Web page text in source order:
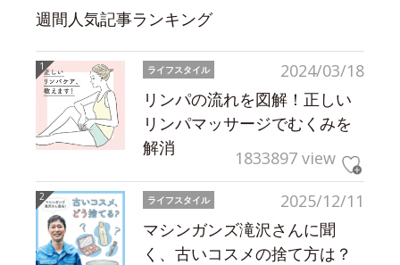
週間人気記事ランキング
2024/03/18
ライフスタイル
リンパの流れを図解！正しい
リンパマッサージでむくみを
解消
1833897 view
2025/12/11
ライフスタイル
マシンガンズ滝沢さんに聞
く、古いコスメの捨て方は？